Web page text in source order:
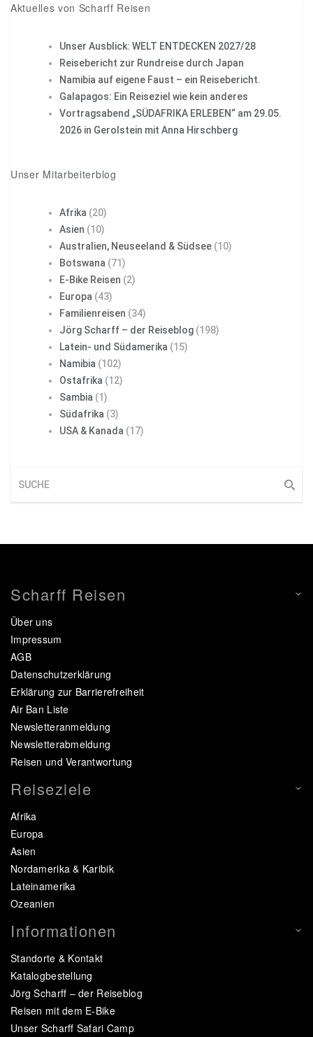
Aktuelles von Scharff Reisen
Unser Ausblick: WELT ENTDECKEN 2027/28
Reisebericht zur Rundreise durch Japan
Namibia auf eigene Faust – ein Reisebericht.
Galapagos: Ein Reiseziel wie kein anderes
Vortragsabend „SÜDAFRIKA ERLEBEN“ am 29.05.
2026 in Gerolstein mit Anna Hirschberg
Unser Mitarbeiterblog
Afrika (20)
Asien (10)
Australien, Neuseeland & Südsee (10)
Botswana (71)
E-Bike Reisen (2)
Europa (43)
Familienreisen (34)
Jörg Scharff – der Reiseblog (198)
Latein- und Südamerika (15)
Namibia (102)
Ostafrika (12)
Sambia (1)
Südafrika (3)
USA & Kanada (17)
Scharff Reisen
Über uns
Impressum
AGB
Datenschutzerklärung
Erklärung zur Barrierefreiheit
Air Ban Liste
Newsletteranmeldung
Newsletterabmeldung
Reisen und Verantwortung
Reiseziele
Afrika
Europa
Asien
Nordamerika & Karibik
Lateinamerika
Ozeanien
Informationen
Standorte & Kontakt
Katalogbestellung
Jörg Scharff – der Reiseblog
Reisen mit dem E-Bike
Unser Scharff Safari Camp